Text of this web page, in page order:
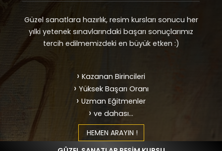
Güzel sanatlara hazırlık, resim kursları sonucu her
yılki yetenek sınavlarındaki başarı sonuçlarımız
tercih edilmemizdeki en büyük etken :)
Kazanan Birincileri
Yüksek Başarı Oranı
Uzman Eğitmenler
ve dahası...
HEMEN ARAYIN !
YURTDIŞI PORTFOLYO HAZIRLIK